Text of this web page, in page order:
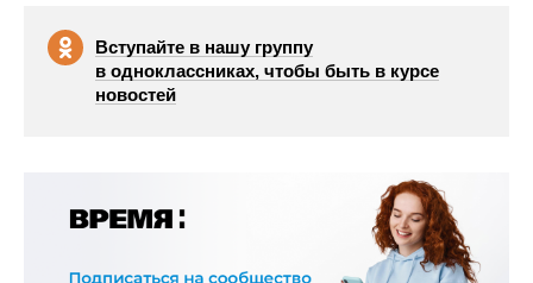
Вступайте в нашу группу
в одноклассниках, чтобы быть в курсе
новостей